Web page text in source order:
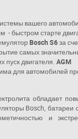
вашего
- быстром старте
Bosch S6за
самых
двигателя. AGM
для автомобилей
обладает
Bosch, батареи
и